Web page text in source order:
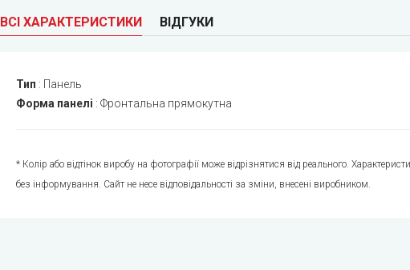
ВСІ ХАРАКТЕРИСТИКИ ВІДГУКИ
Тип : Панель
Форма панелі : Фронтальна прямокутна
* Колір або відтінок виробу на фотографії може відрізнятися від реального.
без інформування. Сайт не несе відповідальності за зміни, внесені виробником.